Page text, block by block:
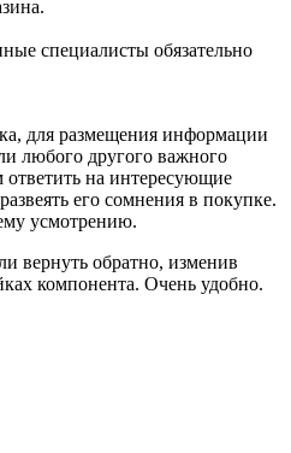
специалисты обязательно
для размещения информации
любого другого важного
на интересующие
его сомнения в покупке.
усмотрению.
вернуть обратно, изменив
компонента. Очень удобно.